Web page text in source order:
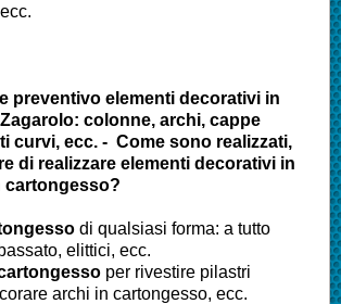
preventivo elementi decorativi in
Zagarolo: colonne, archi, cappe
curvi, ecc. - Come sono realizzati,
di realizzare elementi decorativi in
cartongesso?
di qualsiasi forma: a tutto
elittici, ecc.
per rivestire pilastri
archi in cartongesso, ecc.